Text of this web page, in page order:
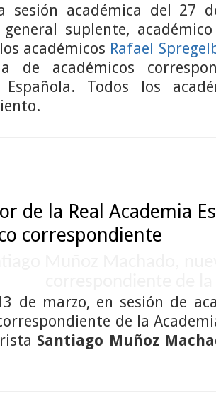
sesión académica del 27
general suplente,
académicos Rafael
de académicos
Española. Todos los
de la Real Academia
correspondiente
de marzo, en sesión de
de la
Santiago Muñoz